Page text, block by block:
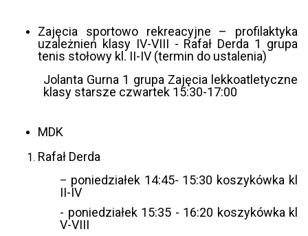
Zajęcia sportowo rekreacyjne – profilaktyka
uzależnień klasy IV-VIII - Rafał Derda 1 grupa
tenis stołowy kl. II-IV (termin do ustalenia)
Jolanta Gurna 1 grupa Zajęcia lekkoatletyczne
klasy starsze czwartek 15:30-17:00
MDK
Rafał Derda
– poniedziałek 14:45- 15:30 koszykówka kl
II-IV
- poniedziałek 15:35 - 16:20 koszykówka kl
V-VIII